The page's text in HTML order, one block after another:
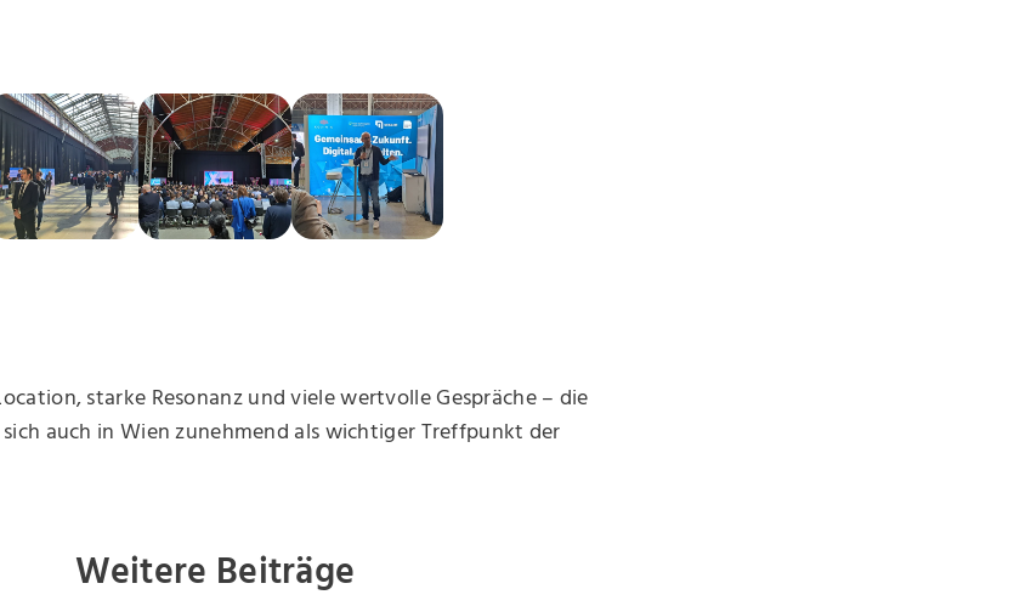
starke Resonanz und viele wertvolle Gespräche – die
sich auch in Wien zunehmend als wichtiger Treffpunkt der
Weitere Beiträge